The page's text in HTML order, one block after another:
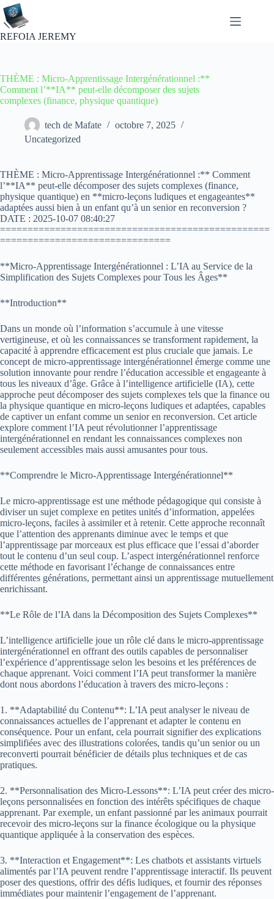
Passer
au
contenu
REFOIA JEREMY
THÈME : Micro-Apprentissage Intergénérationnel :**
Comment l’**IA** peut-elle décomposer des sujets
complexes (finance, physique quantique)
tech de Mafate
octobre 7, 2025
Uncategorized
THÈME : Micro-Apprentissage Intergénérationnel :** Comment
l’**IA** peut-elle décomposer des sujets complexes (finance,
physique quantique) en **micro-leçons ludiques et engageantes**
adaptées aussi bien à un enfant qu’à un senior en reconversion ?
DATE : 2025-10-07 08:40:27
=================================================
===============================
**Micro-Apprentissage Intergénérationnel : L’IA au Service de la
Simplification des Sujets Complexes pour Tous les Âges**
**Introduction**
Dans un monde où l’information s’accumule à une vitesse
vertigineuse, et où les connaissances se transforment rapidement, la
capacité à apprendre efficacement est plus cruciale que jamais. Le
concept de micro-apprentissage intergénérationnel émerge comme une
solution innovante pour rendre l’éducation accessible et engageante à
tous les niveaux d’âge. Grâce à l’intelligence artificielle (IA), cette
approche peut décomposer des sujets complexes tels que la finance ou
la physique quantique en micro-leçons ludiques et adaptées, capables
de captiver un enfant comme un senior en reconversion. Cet article
explore comment l’IA peut révolutionner l’apprentissage
intergénérationnel en rendant les connaissances complexes non
seulement accessibles mais aussi amusantes pour tous.
**Comprendre le Micro-Apprentissage Intergénérationnel**
Le micro-apprentissage est une méthode pédagogique qui consiste à
diviser un sujet complexe en petites unités d’information, appelées
micro-leçons, faciles à assimiler et à retenir. Cette approche reconnaît
que l’attention des apprenants diminue avec le temps et que
l’apprentissage par morceaux est plus efficace que l’essai d’aborder
tout le contenu d’un seul coup. L’aspect intergénérationnel renforce
cette méthode en favorisant l’échange de connaissances entre
différentes générations, permettant ainsi un apprentissage mutuellement
enrichissant.
**Le Rôle de l’IA dans la Décomposition des Sujets Complexes**
L’intelligence artificielle joue un rôle clé dans le micro-apprentissage
intergénérationnel en offrant des outils capables de personnaliser
l’expérience d’apprentissage selon les besoins et les préférences de
chaque apprenant. Voici comment l’IA peut transformer la manière
dont nous abordons l’éducation à travers des micro-leçons :
1. **Adaptabilité du Contenu**: L’IA peut analyser le niveau de
connaissances actuelles de l’apprenant et adapter le contenu en
conséquence. Pour un enfant, cela pourrait signifier des explications
simplifiées avec des illustrations colorées, tandis qu’un senior ou un
reconverti pourrait bénéficier de détails plus techniques et de cas
pratiques.
2. **Personnalisation des Micro-Lessons**: L’IA peut créer des micro-
leçons personnalisées en fonction des intérêts spécifiques de chaque
apprenant. Par exemple, un enfant passionné par les animaux pourrait
recevoir des micro-leçons sur la finance écologique ou la physique
quantique appliquée à la conservation des espèces.
3. **Interaction et Engagement**: Les chatbots et assistants virtuels
alimentés par l’IA peuvent rendre l’apprentissage interactif. Ils peuvent
poser des questions, offrir des défis ludiques, et fournir des réponses
immédiates pour maintenir l’engagement de l’apprenant.